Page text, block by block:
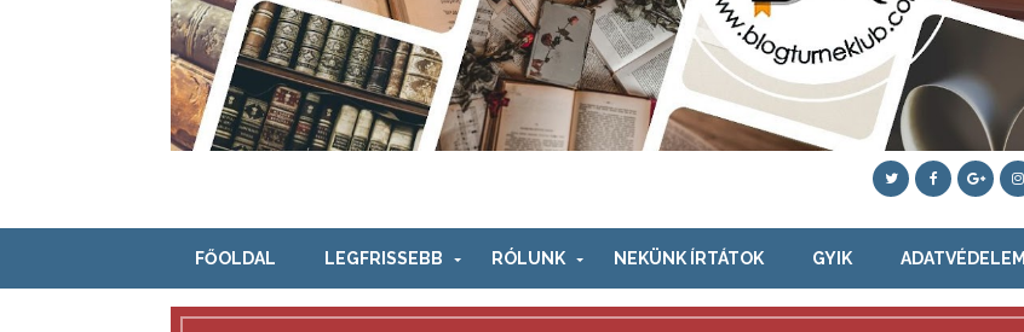
FŐOLDAL LEGFRISSEBB RÓLUNK NEKÜNK ÍRTÁTOK GYIK ADATVÉDELEM